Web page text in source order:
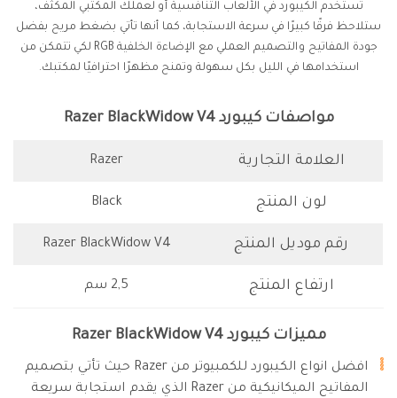
تستخدم الكيبورد في الألعاب التنافسية أو لعملك المكتبي المكثف،
ستلاحظ فرقًا كبيرًا في سرعة الاستجابة، كما أنها تأتي بضغط مريح بفضل
جودة المفاتيح والتصميم العملي مع الإضاءة الخلفية RGB لكي تتمكن من
استخدامها في الليل بكل سهولة وتمنح مظهرًا احترافيًا لمكتبك.
مواصفات كيبورد Razer BlackWidow V4
العلامة التجارية Razer
لون المنتج Black
رقم موديل المنتج Razer BlackWidow V4
ارتفاع المنتج 2,5 سم
مميزات كيبورد Razer BlackWidow V4
افضل انواع الكيبورد للكمبيوتر من Razer حيث تأتي بتصميم
المفاتيح الميكانيكية من Razer الذي يقدم استجابة سريعة